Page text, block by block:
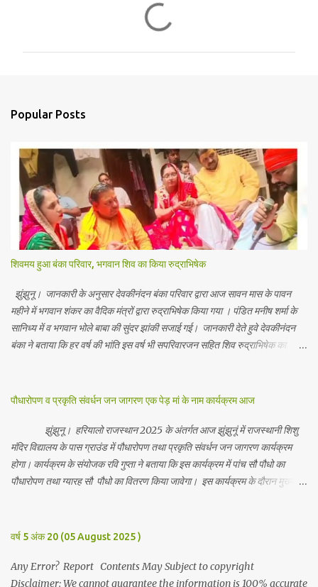
s
Popular Posts
शिवमय हुआ बंका परिवार, भगवान शिव का किया रुद्राभिषेक
झुंझुनू। जानकारी के अनुसार देवकीनंदन बंका परिवार द्वारा आज सावन मास के पावन
महीने में भगवान शंकर का वैदिक मंत्रों द्वारा रुद्राभिषेक किया गया । पंडित मनीष शर्मा के
सानिध्य में व भगवान भोले बाबा की सुंदर झांकी सजाई गई। जानकारी देते हुवे देवकीनंदन
बंका ने बताया कि हर वर्ष की भांति इस वर्ष भी सपरिवारजन सहित शिव रुद्राभिषेक का
भाविक, लाडो, मीना, रेनू, निर्मला, दीक्षा, मनीषा आदि सभी परिवार जन उपस्थित रहे।
guarantee the information is 100% accurate
पौधारोपण व प्रकृति संवर्धन जन जागरण एक पेड़ मां के नाम कार्यक्रम आज
झुंझुनू। हरियालो राजस्थान 2025 के अंतर्गत आज झुंझुनूं में राजस्थानी शिशु
मंदिर विद्यालय के पास ग्राउंड में पौधारोपण तथा प्रकृति संवर्धन जन जागरण कार्यक्रम
होगा। कार्यक्रम के संयोजक रवि गुप्ता ने बताया कि इस कार्यक्रम में पांच सौ पौधो का
पौधारोपण तथा ग्यारह सौ पौधो का वितरण किया जावेगा। इस कार्यक्रम के दौरान मुख्य
उपस्थित रहेंगे। Contents May Subject to copyright Disclaimer: We
वर्ष 5 अंक 20 (05 August 2025 )
Any Error? Report Contents May Subject to copyright
Disclaimer: We cannot guarantee the information is 100% accurate